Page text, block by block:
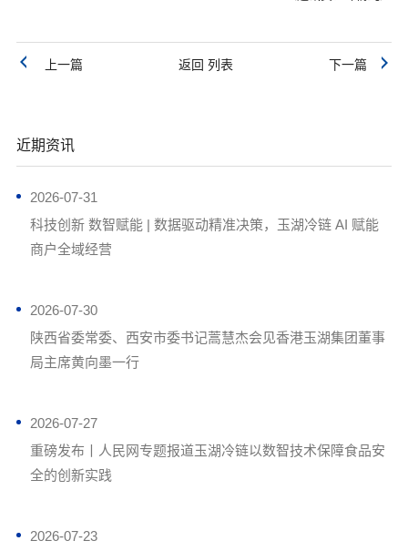
上一篇 返回 列表 下一篇
近期资讯
2026-07-31
科技创新 数智赋能 | 数据驱动精准决策，玉湖冷链 AI 赋能
商户全域经营
2026-07-30
陕西省委常委、西安市委书记蒿慧杰会见香港玉湖集团董事
局主席黄向墨一行
2026-07-27
重磅发布丨人民网专题报道玉湖冷链以数智技术保障食品安
全的创新实践
2026-07-23